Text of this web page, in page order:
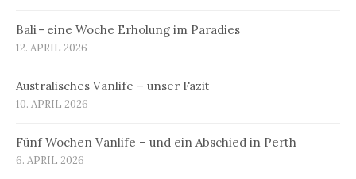
Bali – eine Woche Erholung im Paradies
12. APRIL 2026
Australisches Vanlife – unser Fazit
10. APRIL 2026
Fünf Wochen Vanlife – und ein Abschied in Perth
6. APRIL 2026